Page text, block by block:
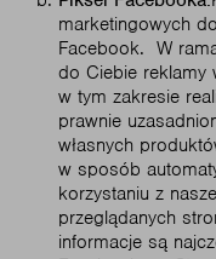
marketingowych
Facebook. W
do Ciebie reklamy
w tym zakresie
prawnie
własnych
w sposób
korzystaniu z
przeglądanych
informacje są